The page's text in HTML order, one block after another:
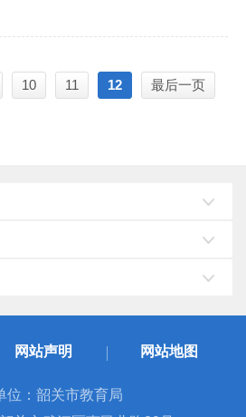
10 11 12 最后一页
网站声明 网站地图
位：韶关市教育局